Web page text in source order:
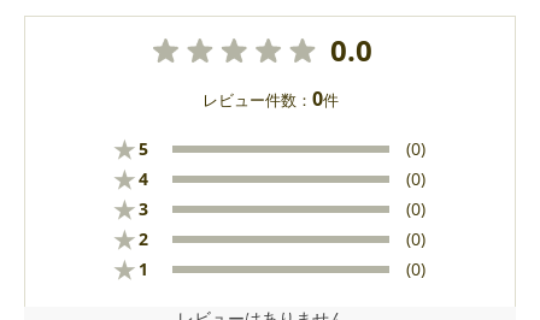
0.0
レビュー件数： 0件
★5 (0)
★4 (0)
★3 (0)
★2 (0)
★ 1 (0)